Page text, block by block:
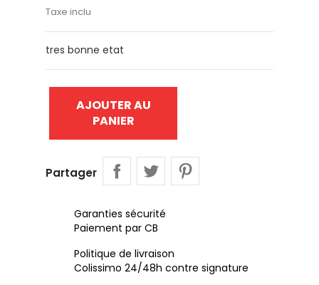
Taxe inclu
tres bonne etat
AJOUTER AU
PANIER
Partager
Garanties sécurité
Paiement par CB
Politique de livraison
Colissimo 24/48h contre signature